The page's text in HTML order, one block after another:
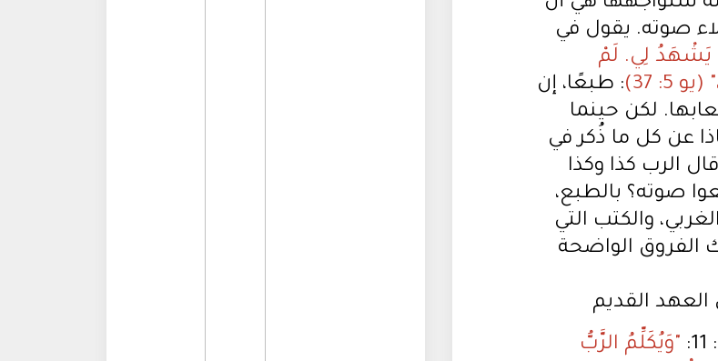
صوته. يقول في
يَشْهَدُ لِي. لَمْ
37)
: طبعًا، إن
لكن حينما
عن كل ما ذُكر في
الرب كذا وكذا
صوته؟ بالطبع،
والكتب التي
الفروق الواضحة
العهد القديم
"وَيُكَلِّمُ الرَّبُّ